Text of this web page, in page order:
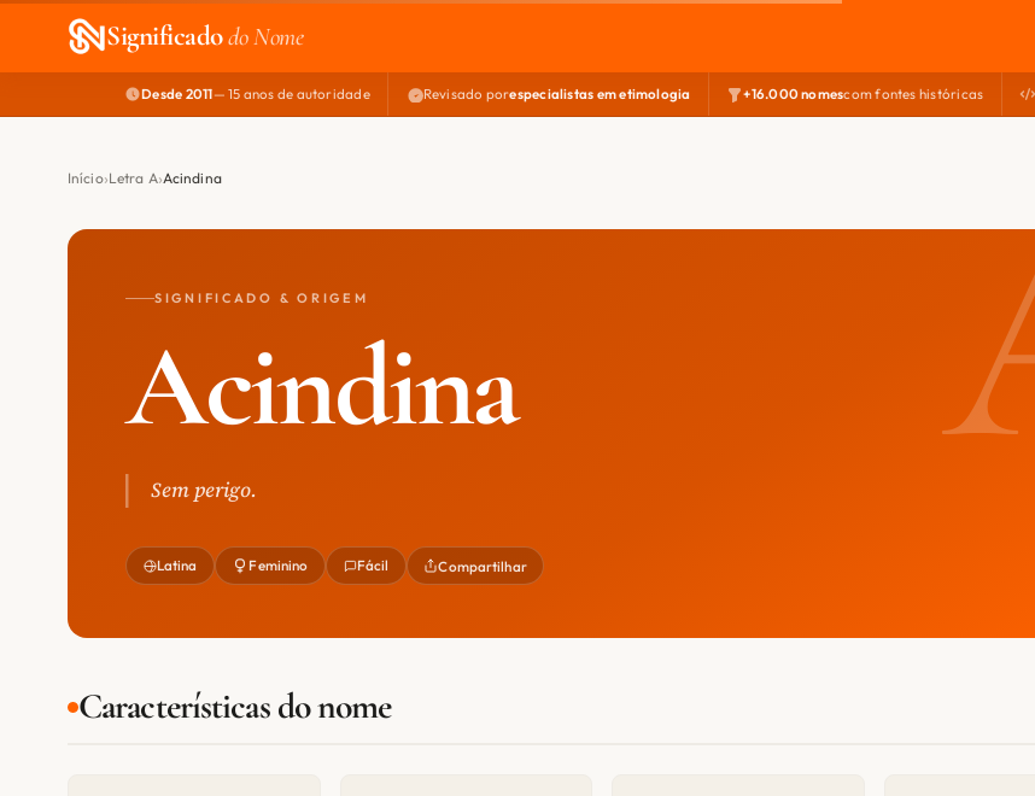
Significadodo Nome
Desde 2011— 15 anos de autoridade Revisado porespecialistas em etimologia +16.000 nomescom fontes históricas
Início Letra A Acindina
SIGNIFICADO & ORIGEM
Acindina
Sem perigo.
Latina Feminino Fácil Compartilhar
Características do nome